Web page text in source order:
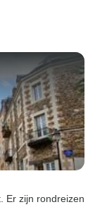
Er zijn rondreizen